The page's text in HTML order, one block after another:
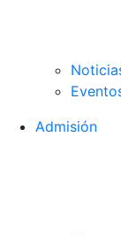
Admisión